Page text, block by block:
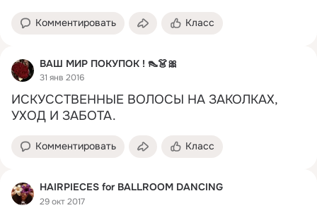
Комментировать Класс
ВАШ МИР ПОКУПОК ! 👠👗🎀
31 янв 2016
ИСКУССТВЕННЫЕ ВОЛОСЫ НА ЗАКОЛКАХ,
УХОД И ЗАБОТА.
Комментировать Класс
HAIRPIECES for BALLROOM DANCING
29 окт 2017